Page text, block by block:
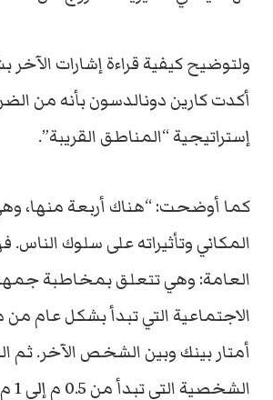
ولتوضيح كيفية قراءة إشارات
أكدت كارين دونالدسون بأنه من
إستراتيجية “المناطق القريبة”.
كما أوضحت: “هناك أربعة منها،
المكاني وتأثيراته على سلوك
العامة: وهي تتعلق بمخاطبة
أمتار بينك وبين الشخص الآخر. ثم